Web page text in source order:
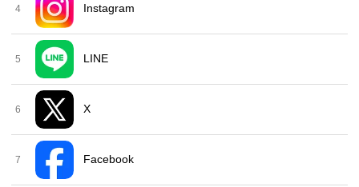
4 Instagram
5 LINE
6 X
7 Facebook